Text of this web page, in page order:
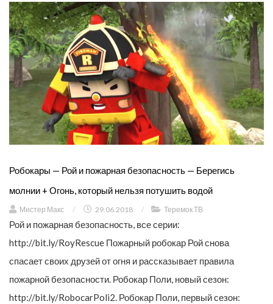
Робокары — Рой и пожарная безопасность — Берегись
молнии + Огонь, который нельзя потушить водой
Мистер Макс / 29.06.2018 / Теремок ТВ
Рой и пожарная безопасность, все серии:
http://bit.ly/RoyRescue Пожарный робокар Рой снова
спасает своих друзей от огня и рассказывает правила
пожарной безопасности. Робокар Поли, новый сезон:
http://bit.ly/RobocarPoli2. Робокар Поли, первый сезон: